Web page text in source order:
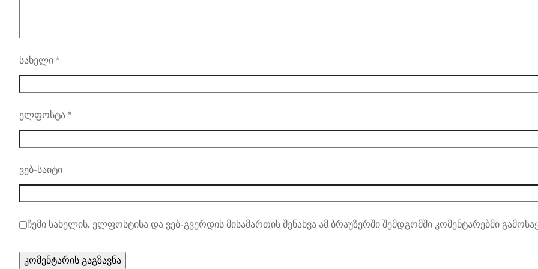
სახელი *
ელფოსტა *
ვებ-საიტი
ჩემი სახელის. ელფოსტისა და ვებ-გვერდის მისამართის შენახვა ამ ბრაუზერში შემდგომში კომენტარებში